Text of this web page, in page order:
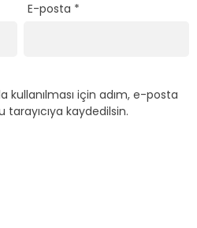
E-posta *
kullanılması için adım, e-posta
kaydedilsin.